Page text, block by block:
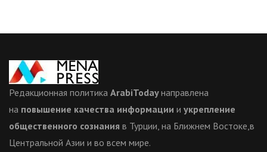
Редакционная политика ArabiTodayнаправлена
на повышение качества информации и укрепление
общественного сознания в Турции, на Ближнем Востоке,в
Центральной Азии и во всем мире.